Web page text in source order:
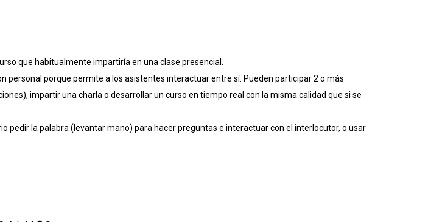
que habitualmente impartiría en una clase presencial.
personal porque permite a los asistentes interactuar entre sí. Pueden participar 2 o más
impartir una charla o desarrollar un curso en tiempo real con la misma calidad que si se
pedir la palabra (levantar mano) para hacer preguntas e interactuar con el interlocutor, o usar